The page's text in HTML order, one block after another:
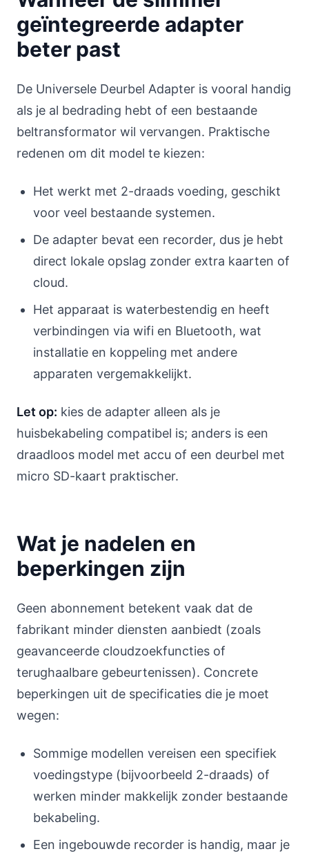
geïntegreerde adapter
beter past
De Universele Deurbel Adapter is vooral handig
als je al bedrading hebt of een bestaande
beltransformator wil vervangen. Praktische
redenen om dit model te kiezen:
Het werkt met 2-draads voeding, geschikt
voor veel bestaande systemen.
De adapter bevat een recorder, dus je hebt
direct lokale opslag zonder extra kaarten of
cloud.
Het apparaat is waterbestendig en heeft
verbindingen via wifi en Bluetooth, wat
installatie en koppeling met andere
apparaten vergemakkelijkt.
Let op: kies de adapter alleen als je
huisbekabeling compatibel is; anders is een
draadloos model met accu of een deurbel met
micro SD-kaart praktischer.
Wat je nadelen en
beperkingen zijn
Geen abonnement betekent vaak dat de
fabrikant minder diensten aanbiedt (zoals
geavanceerde cloudzoekfuncties of
terughaalbare gebeurtenissen). Concrete
beperkingen uit de specificaties die je moet
wegen:
Sommige modellen vereisen een specifiek
voedingstype (bijvoorbeeld 2-draads) of
werken minder makkelijk zonder bestaande
bekabeling.
Een ingebouwde recorder is handig, maar je